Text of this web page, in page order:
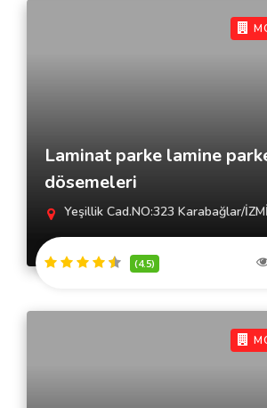
Laminat parke lamine
dösemeleri
Yeşillik Cad.NO:323 Karabağlar/
(4.5)